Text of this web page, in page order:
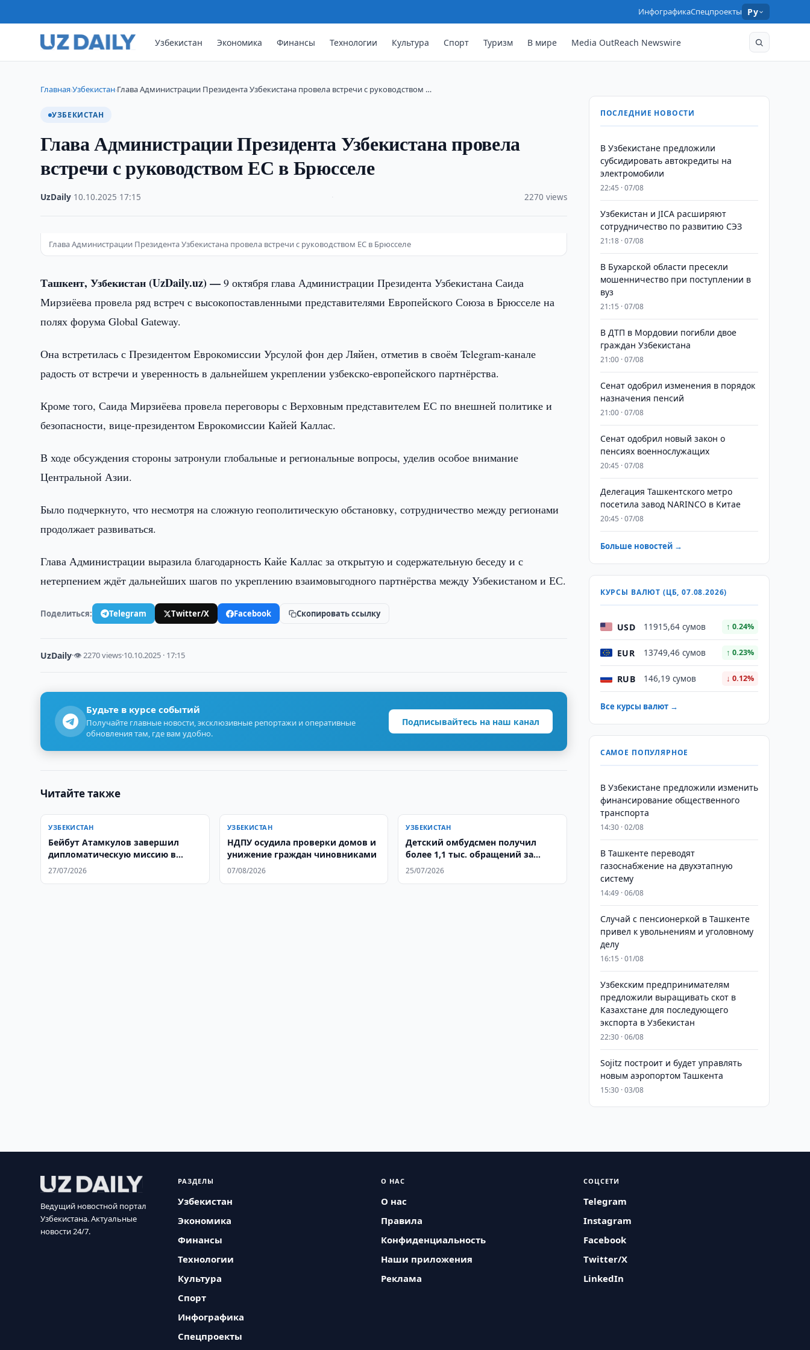
ИнфографикаСпецпроекты Ру
Узбекистан Экономика Финансы Технологии Культура Спорт Туризм В мире Media OutReach Newswire
Главная›Узбекистан›Глава Администрации Президента Узбекистана провела встречи с руководством …
УЗБЕКИСТАН
Глава Администрации Президента Узбекистана провела
встречи с руководством ЕС в Брюсселе
UzDaily 10.10.2025 17:15 2270 views
Глава Администрации Президента Узбекистана провела встречи с руководством ЕС в Брюсселе
Ташкент, Узбекистан (UzDaily.uz) —9 октября глава Администрации Президента Узбекистана Саида
Мирзиёева провела ряд встреч с высокопоставленными представителями Европейского Союза в Брюсселе на
полях форума Global Gateway.
Она встретилась с Президентом Еврокомиссии Урсулой фон дер Ляйен, отметив в своём Telegram-канале
радость от встречи и уверенность в дальнейшем укреплении узбекско-европейского партнёрства.
Кроме того, Саида Мирзиёева провела переговоры с Верховным представителем ЕС по внешней политике и
безопасности, вице-президентом Еврокомиссии Кайей Каллас.
В ходе обсуждения стороны затронули глобальные и региональные вопросы, уделив особое внимание
Центральной Азии.
Было подчеркнуто, что несмотря на сложную геополитическую обстановку, сотрудничество между регионами
продолжает развиваться.
Глава Администрации выразила благодарность Кайе Каллас за открытую и содержательную беседу и с
нетерпением ждёт дальнейших шагов по укреплению взаимовыгодного партнёрства между Узбекистаном и ЕС.
Поделиться: Telegram Twitter/X Facebook Скопировать ссылку
UzDaily·👁 2270 views·10.10.2025 · 17:15
Будьте в курсе событий
Получайте главные новости, эксклюзивные репортажи и оперативные
обновления там, где вам удобно.
Подписывайтесь на наш канал
Читайте также
УЗБЕКИСТАН
Бейбут Атамкулов завершил
дипломатическую миссию в
Узбекистане
27/07/2026
УЗБЕКИСТАН
НДПУ осудила проверки домов и
унижение граждан чиновниками
07/08/2026
УЗБЕКИСТАН
Детский омбудсмен получил
более 1,1 тыс. обращений за
полгода
25/07/2026
ПОСЛЕДНИЕ НОВОСТИ
В Узбекистане предложили
субсидировать автокредиты на
электромобили
22:45 · 07/08
Узбекистан и JICA расширяют
сотрудничество по развитию СЭЗ
21:18 · 07/08
В Бухарской области пресекли
мошенничество при поступлении в
вуз
21:15 · 07/08
В ДТП в Мордовии погибли двое
граждан Узбекистана
21:00 · 07/08
Сенат одобрил изменения в порядок
назначения пенсий
21:00 · 07/08
Сенат одобрил новый закон о
пенсиях военнослужащих
20:45 · 07/08
Делегация Ташкентского метро
посетила завод NARINCO в Китае
20:45 · 07/08
Больше новостей →
КУРСЫ ВАЛЮТ (ЦБ, 07.08.2026)
USD 11915,64 сумов ↑ 0.24%
EUR 13749,46 сумов ↑ 0.23%
RUB 146,19 сумов ↓ 0.12%
Все курсы валют →
САМОЕ ПОПУЛЯРНОЕ
В Узбекистане предложили изменить
финансирование общественного
транспорта
14:30 · 02/08
В Ташкенте переводят
газоснабжение на двухэтапную
систему
14:49 · 06/08
Случай с пенсионеркой в Ташкенте
привел к увольнениям и уголовному
делу
16:15 · 01/08
Узбекским предпринимателям
предложили выращивать скот в
Казахстане для последующего
экспорта в Узбекистан
22:30 · 06/08
Sojitz построит и будет управлять
новым аэропортом Ташкента
15:30 · 03/08
Ведущий новостной портал
Узбекистана. Актуальные
новости 24/7.
РАЗДЕЛЫ
Узбекистан
Экономика
Финансы
Технологии
Культура
Спорт
Инфографика
Спецпроекты
О НАС
О нас
Правила
Конфиденциальность
Наши приложения
Реклама
СОЦСЕТИ
Telegram
Instagram
Facebook
Twitter/X
LinkedIn